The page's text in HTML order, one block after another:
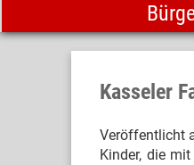
Kasseler
Veröffentlicht
Kinder, die